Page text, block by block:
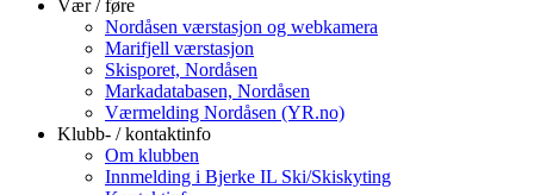
Vær / føre
Nordåsen værstasjon og webkamera
Marifjell værstasjon
Skisporet, Nordåsen
Markadatabasen, Nordåsen
Værmelding Nordåsen (YR.no)
Klubb- / kontaktinfo
Om klubben
Innmelding i Bjerke IL Ski/Skiskyting